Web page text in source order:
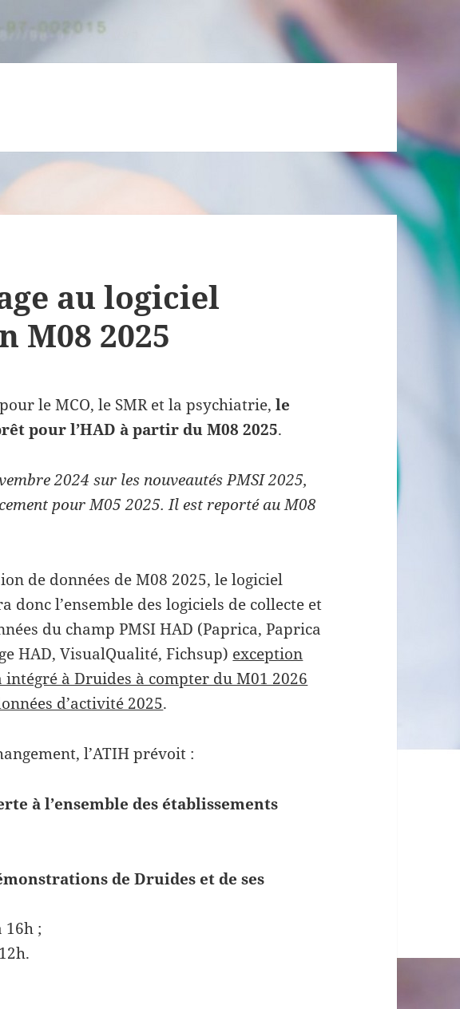
au logiciel
M08 2025
le MCO, le SMR et la psychiatrie,le
pour l’HAD à partir du M08 2025.
2024 sur les nouveautés PMSI 2025,
pour M05 2025. Il est reporté au M08
de données de M08 2025, le logiciel
donc l’ensemble des logiciels de collecte et
du champ PMSI HAD (Paprica, Paprica
HAD, VisualQualité, Fichsup) exception
à Druides à compter du M01 2026
d’activité 2025.
l’ATIH prévoit :
à l’ensemble des établissements
de Druides et de ses
16h ;